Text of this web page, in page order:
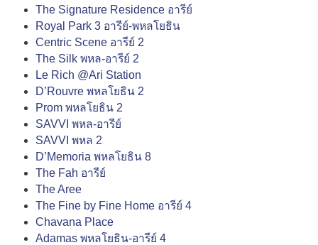
The Signature Residence อารีย์
Royal Park 3 อารีย์-พหลโยธิน
Centric Scene อารีย์ 2
The Silk พหล-อารีย์ 2
Le Rich @Ari Station
D’Rouvre พหลโยธิน 2
Prom พหลโยธิน 2
SAVVI พหล-อารีย์
SAVVI พหล 2
D’Memoria พหลโยธิน 8
The Fah อารีย์
The Aree
The Fine by Fine Home อารีย์ 4
Chavana Place
Adamas พหลโยธิน-อารีย์ 4